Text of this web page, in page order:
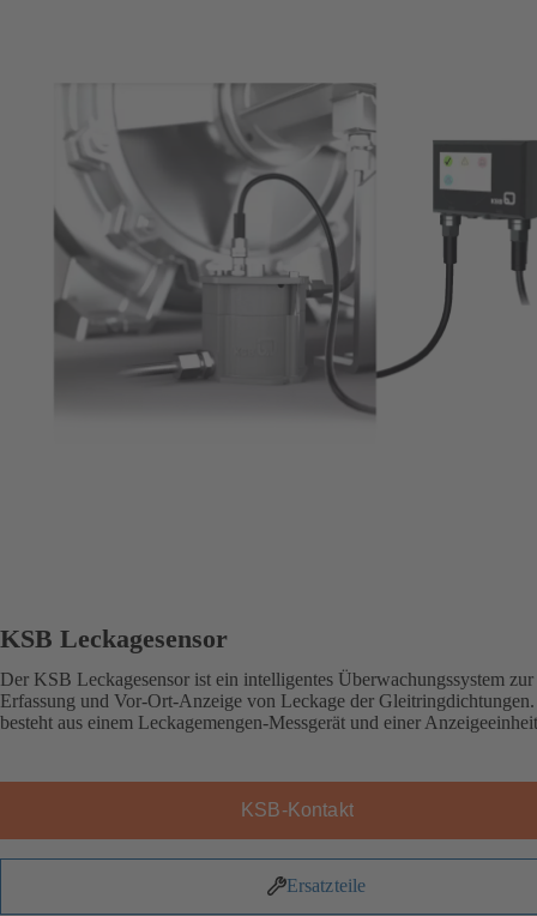
KSB Leckagesensor
Der KSB Leckagesensor ist ein intelligentes Überwachungssystem zur
Erfassung und Vor-Ort-Anzeige von Leckage der
besteht aus einem Leckagemengen-Messgerät und einer
KSB-Kontakt
Ersatzteile